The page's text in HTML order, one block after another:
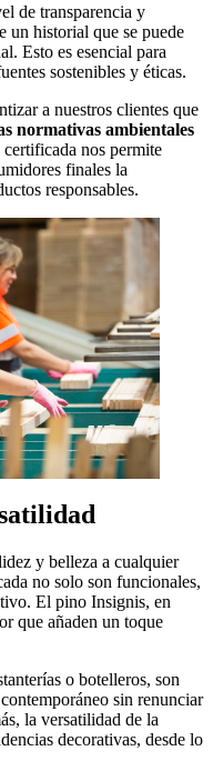
de transparencia y
un historial que se puede
Esto es esencial para
sostenibles y éticas.
a nuestros clientes que
normativas ambientales
nos permite
finales la
responsables.
y belleza a cualquier
no solo son funcionales,
El pino Insignis, en
que añaden un toque
o botelleros, son
sin renunciar
la versatilidad de la
decorativas, desde lo